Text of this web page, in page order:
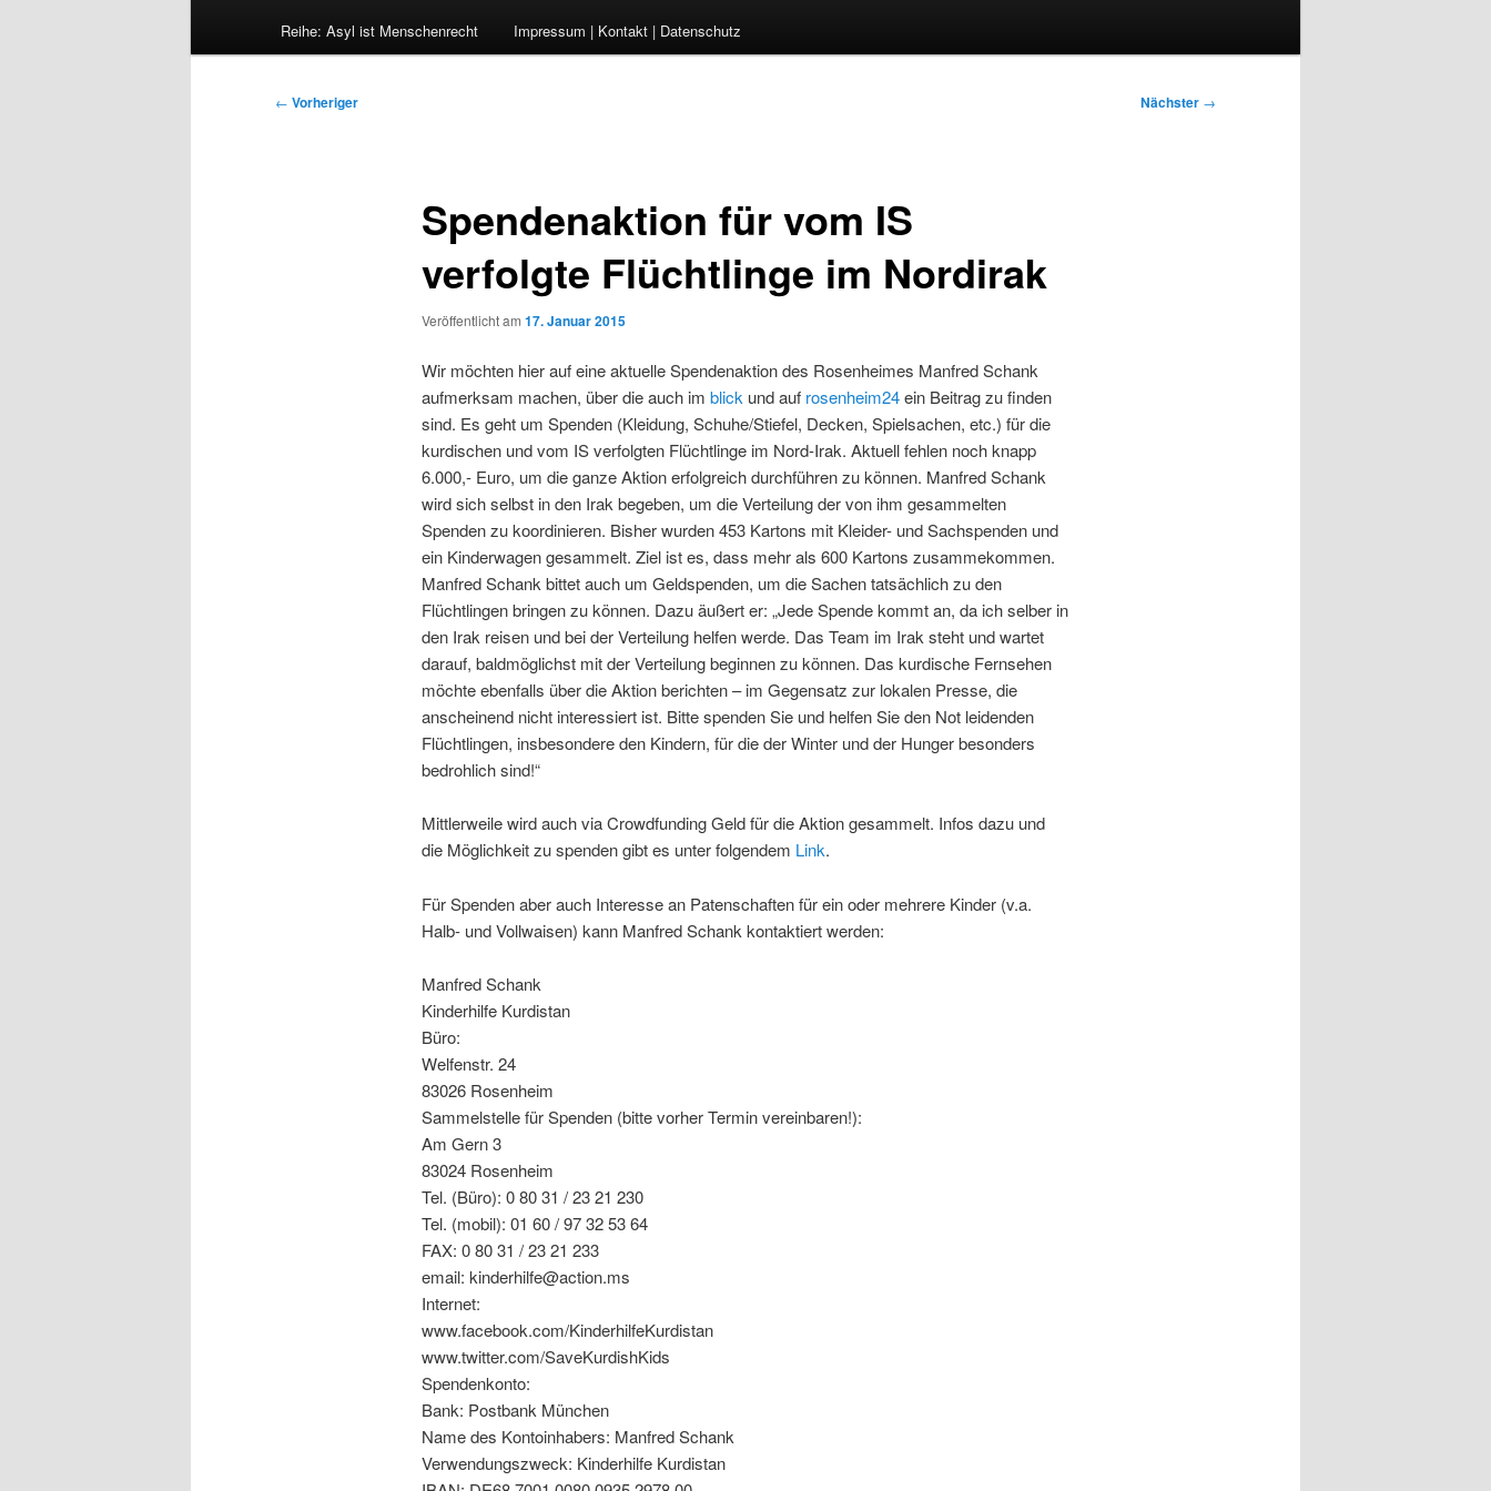
Reihe: Asyl ist Menschenrecht Impressum | Kontakt | Datenschutz
Beitragsnavigation
← Vorheriger Nächster →
Spendenaktion für vom IS
verfolgte Flüchtlinge im Nordirak
Veröffentlicht am 17. Januar 2015
Wir möchten hier auf eine aktuelle Spendenaktion des Rosenheimes Manfred Schank
aufmerksam machen, über die auch im blick und auf rosenheim24ein Beitrag zu finden
sind. Es geht um Spenden (Kleidung, Schuhe/Stiefel, Decken, Spielsachen, etc.) für die
kurdischen und vom IS verfolgten Flüchtlinge im Nord-Irak. Aktuell fehlen noch knapp
6.000,- Euro, um die ganze Aktion erfolgreich durchführen zu können. Manfred Schank
wird sich selbst in den Irak begeben, um die Verteilung der von ihm gesammelten
Spenden zu koordinieren. Bisher wurden 453 Kartons mit Kleider- und Sachspenden und
ein Kinderwagen gesammelt. Ziel ist es, dass mehr als 600 Kartons zusammekommen.
Manfred Schank bittet auch um Geldspenden, um die Sachen tatsächlich zu den
Flüchtlingen bringen zu können. Dazu äußert er: „Jede Spende kommt an, da ich selber in
den Irak reisen und bei der Verteilung helfen werde. Das Team im Irak steht und wartet
darauf, baldmöglichst mit der Verteilung beginnen zu können. Das kurdische Fernsehen
möchte ebenfalls über die Aktion berichten – im Gegensatz zur lokalen Presse, die
anscheinend nicht interessiert ist. Bitte spenden Sie und helfen Sie den Not leidenden
Flüchtlingen, insbesondere den Kindern, für die der Winter und der Hunger besonders
bedrohlich sind!“
Mittlerweile wird auch via Crowdfunding Geld für die Aktion gesammelt. Infos dazu und
die Möglichkeit zu spenden gibt es unter folgendem Link.
Für Spenden aber auch Interesse an Patenschaften für ein oder mehrere Kinder (v.a.
Halb- und Vollwaisen) kann Manfred Schank kontaktiert werden:
Manfred Schank
Kinderhilfe Kurdistan
Büro:
Welfenstr. 24
83026 Rosenheim
Sammelstelle für Spenden (bitte vorher Termin vereinbaren!):
Am Gern 3
83024 Rosenheim
Tel. (Büro): 0 80 31 / 23 21 230
Tel. (mobil): 01 60 / 97 32 53 64
FAX: 0 80 31 / 23 21 233
email: kinderhilfe@action.ms
Internet:
www.facebook.com/KinderhilfeKurdistan
www.twitter.com/SaveKurdishKids
Spendenkonto:
Bank: Postbank München
Name des Kontoinhabers: Manfred Schank
Verwendungszweck: Kinderhilfe Kurdistan